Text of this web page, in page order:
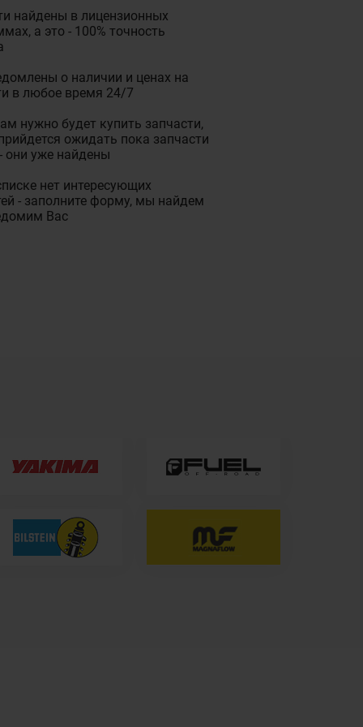
найдены в лицензионных
а это - 100% точность
о наличии и ценах на
в любое время 24/7
нужно будет купить запчасти,
ожидать пока запчасти
они уже найдены
нет интересующих
- заполните форму, мы найдем
Вас